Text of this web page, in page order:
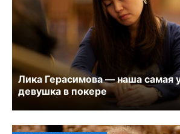
Лика Герасимова — наша самая
девушка в покере